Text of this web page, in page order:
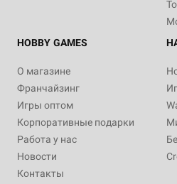
HOBBY GAMES
О магазине
Франчайзинг
Игры оптом
Корпоративные подарки
Работа у нас
Новости
Контакты